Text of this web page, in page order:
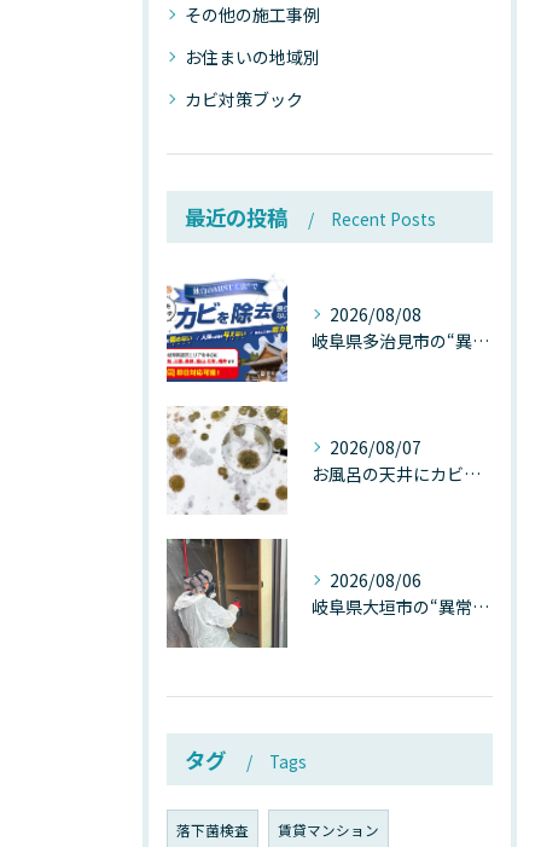
その他の施工事例
お住まいの地域別
カビ対策ブック
最近の投稿 Recent Posts
2026/08/08
岐阜県多治見市の“異常な高温”が建物内部を破壊する──深層カビが急増する危険な温度差の正体
2026/08/07
お風呂の天井にカビが生えたら要注意！2026年8月の猛暑・高湿度で急増する浴室カビの原因と正しい対策
2026/08/06
岐阜県大垣市の“異常に高い気温”が建物内部を腐らせる──深層カビが爆発的に増える本当の理由
タグ Tags
落下菌検査 賃貸マンション